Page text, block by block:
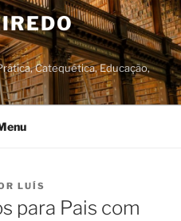
Catequética, Educação,
LUÍS
para Pais com